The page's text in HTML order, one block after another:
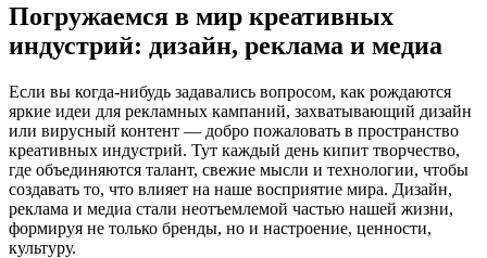
Погружаемся в мир креативных
индустрий: дизайн, реклама и медиа
Если вы когда-нибудь задавались вопросом, как рождаются
яркие идеи для рекламных кампаний, захватывающий дизайн
или вирусный контент — добро пожаловать в пространство
креативных индустрий. Тут каждый день кипит творчество,
где объединяются талант, свежие мысли и технологии, чтобы
создавать то, что влияет на наше восприятие мира. Дизайн,
реклама и медиа стали неотъемлемой частью нашей жизни,
формируя не только бренды, но и настроение, ценности,
культуру.